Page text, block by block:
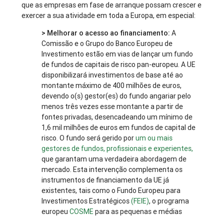
que as empresas em fase de arranque possam crescer e
exercer a sua atividade em toda a Europa, em especial:
> Melhorar o acesso ao financiamento: A
Comissão e o Grupo do Banco Europeu de
Investimento estão em vias de lançar um fundo
de fundos de capitais de risco pan-europeu. A UE
disponibilizará investimentos de base até ao
montante máximo de 400 milhões de euros,
devendo o(s) gestor(es) do fundo angariar pelo
menos três vezes esse montante a partir de
fontes privadas, desencadeando um mínimo de
1,6 mil milhões de euros em fundos de capital de
risco. O fundo será gerido porum ou mais
gestores de fundos, profissionais e experientes,
que garantam uma verdadeira abordagem de
mercado. Esta intervenção complementa os
instrumentos de financiamento da UE já
existentes, tais como o Fundo Europeu para
Investimentos Estratégicos(FEIE), o programa
europeuCOSME para as pequenas e médias